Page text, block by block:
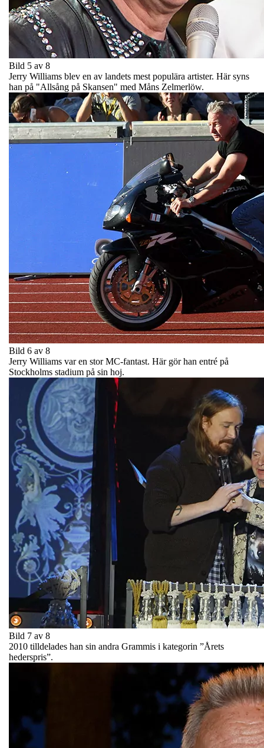
Bild 5 av 8
Jerry Williams blev en av landets mest populära artister. Här syns
han på "Allsång på Skansen" med Måns Zelmerlöw.
Bild 6 av 8
Jerry Williams var en stor MC-fantast. Här gör han entré på
Stockholms stadium på sin hoj.
Bild 7 av 8
2010 tilldelades han sin andra Grammis i kategorin ”Årets
hederspris”.